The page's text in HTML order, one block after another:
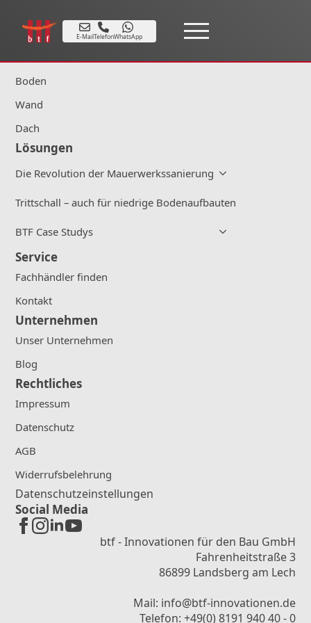
E-MailTelefonWhatsApp
Produkte
Boden
Wand
Dach
Lösungen
Die Revolution der Mauerwerkssanierung
Trittschall – auch für niedrige Bodenaufbauten
BTF Case Studys
Service
Fachhändler finden
Kontakt
Unternehmen
Unser Unternehmen
Blog
Rechtliches
Impressum
Datenschutz
AGB
Widerrufsbelehrung
Datenschutzeinstellungen
Social Media
btf - Innovationen für den Bau GmbH
Fahrenheitstraße 3
86899 Landsberg am Lech
Mail: info@btf-innovationen.de
Telefon: +49(0) 8191 940 40 - 0